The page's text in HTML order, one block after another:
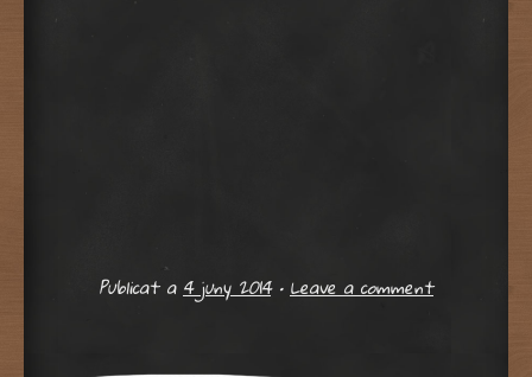
Publicat a4 juny 2014 •Leave a comment